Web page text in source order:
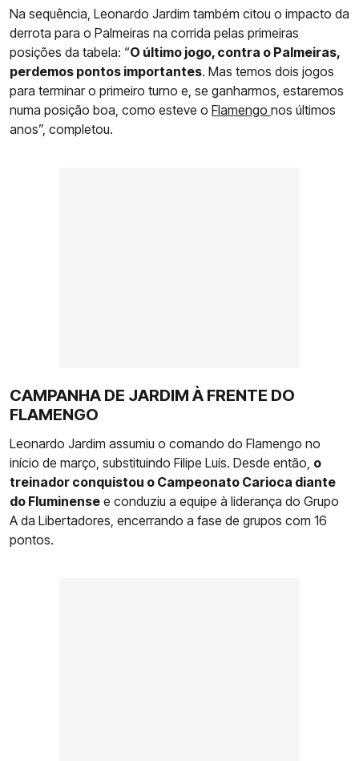
Na sequência, Leonardo Jardim também citou o impacto da
derrota para o Palmeiras na corrida pelas primeiras
posições da tabela: “O último jogo, contra o Palmeiras,
perdemos pontos importantes. Mas temos dois jogos
para terminar o primeiro turno e, se ganharmos, estaremos
numa posição boa, como esteve o Flamengo nos últimos
anos”, completou.
CAMPANHA DE JARDIM À FRENTE DO
FLAMENGO
Leonardo Jardim assumiu o comando do Flamengo no
início de março, substituindo Filipe Luís. Desde então, o
treinador conquistou o Campeonato Carioca diante
do Fluminense e conduziu a equipe à liderança do Grupo
A da Libertadores, encerrando a fase de grupos com 16
pontos.